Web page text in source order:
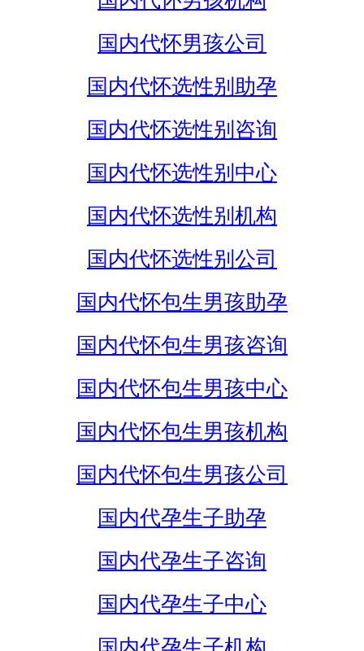
国内代怀男孩公司
国内代怀选性别助孕
国内代怀选性别咨询
国内代怀选性别中心
国内代怀选性别机构
国内代怀选性别公司
国内代怀包生男孩助孕
国内代怀包生男孩咨询
国内代怀包生男孩中心
国内代怀包生男孩机构
国内代怀包生男孩公司
国内代孕生子助孕
国内代孕生子咨询
国内代孕生子中心